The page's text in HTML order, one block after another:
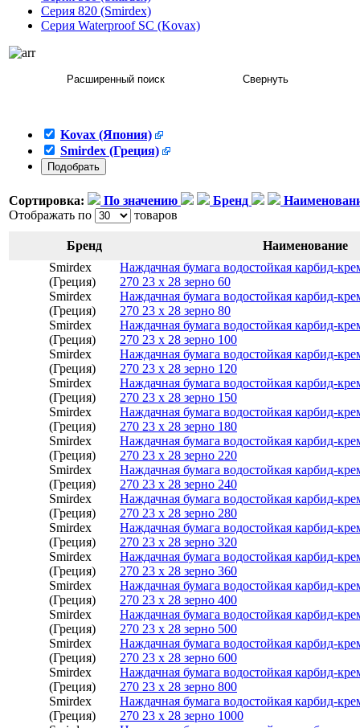
Серия 820 (Smirdex)
Серия Waterproof SC (Kovax)
Kovax (Япония)
Smirdex (Греция)
Сортировка: По значению Бренд
Отображать по
товаров
Бренд
Наименование
Smirdex
(Греция)
Наждачная бумага водостойкая карбид-
270 23 х 28 зерно 60
Smirdex
(Греция)
Наждачная бумага водостойкая карбид-
270 23 х 28 зерно 80
Smirdex
(Греция)
Наждачная бумага водостойкая карбид-
270 23 х 28 зерно 100
Smirdex
(Греция)
Наждачная бумага водостойкая карбид-
270 23 х 28 зерно 120
Smirdex
(Греция)
Наждачная бумага водостойкая карбид-
270 23 х 28 зерно 150
Smirdex
(Греция)
Наждачная бумага водостойкая карбид-
270 23 х 28 зерно 180
Smirdex
(Греция)
Наждачная бумага водостойкая карбид-
270 23 х 28 зерно 220
Smirdex
(Греция)
Наждачная бумага водостойкая карбид-
270 23 х 28 зерно 240
Smirdex
(Греция)
Наждачная бумага водостойкая карбид-
270 23 х 28 зерно 280
Smirdex
(Греция)
Наждачная бумага водостойкая карбид-
270 23 х 28 зерно 320
Smirdex
(Греция)
Наждачная бумага водостойкая карбид-
270 23 х 28 зерно 360
Smirdex
(Греция)
Наждачная бумага водостойкая карбид-
270 23 х 28 зерно 400
Smirdex
(Греция)
Наждачная бумага водостойкая карбид-
270 23 х 28 зерно 500
Smirdex
(Греция)
Наждачная бумага водостойкая карбид-
270 23 х 28 зерно 600
Smirdex
(Греция)
Наждачная бумага водостойкая карбид-
270 23 х 28 зерно 800
Smirdex
(Греция)
Наждачная бумага водостойкая карбид-
270 23 х 28 зерно 1000